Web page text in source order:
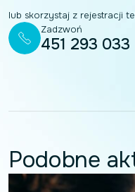
lub skorzystaj z rejestracji
Zadzwoń
451 293 033
Podobne